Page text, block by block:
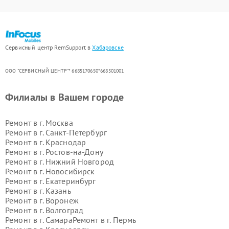
Сервисный центр RemSupport вХабаровске
ООО "СЕРВИСНЫЙ ЦЕНТР"* 6685170650*668501001
Филиалы в Вашем городе
Ремонт в г. Москва
Ремонт в г. Санкт-Петербург
Ремонт в г. Краснодар
Ремонт в г. Ростов-на-Дону
Ремонт в г. Нижний Новгород
Ремонт в г. Новосибирск
Ремонт в г. Екатеринбург
Ремонт в г. Казань
Ремонт в г. Воронеж
Ремонт в г. Волгоград
Ремонт в г. СамараРемонт в г. Пермь